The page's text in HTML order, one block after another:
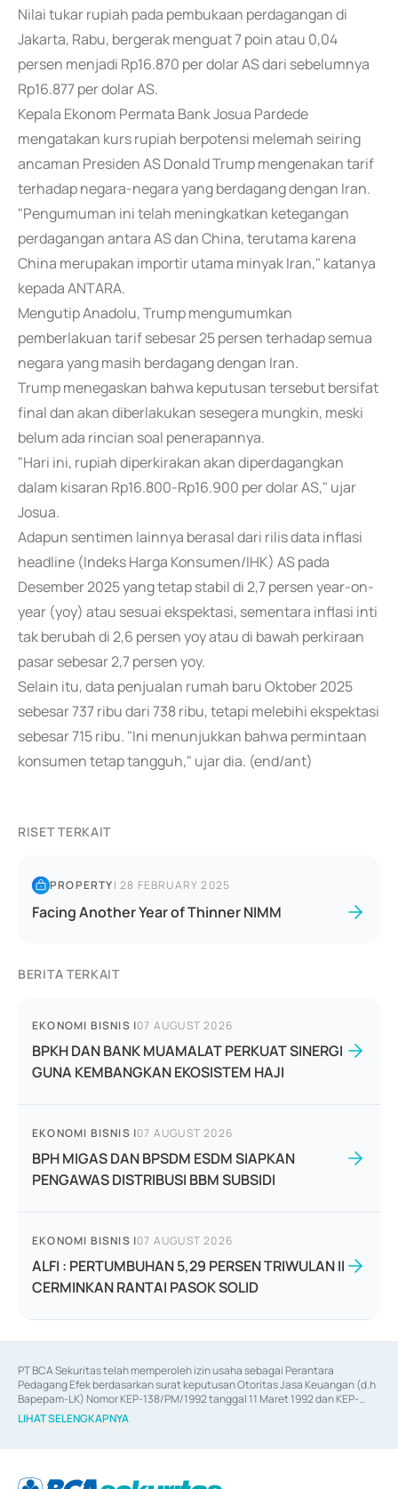
Nilai tukar rupiah pada pembukaan perdagangan di
Jakarta, Rabu, bergerak menguat 7 poin atau 0,04
persen menjadi Rp16.870 per dolar AS dari sebelumnya
Rp16.877 per dolar AS.
Kepala Ekonom Permata Bank Josua Pardede
mengatakan kurs rupiah berpotensi melemah seiring
ancaman Presiden AS Donald Trump mengenakan tarif
terhadap negara-negara yang berdagang dengan Iran.
"Pengumuman ini telah meningkatkan ketegangan
perdagangan antara AS dan China, terutama karena
China merupakan importir utama minyak Iran," katanya
kepada ANTARA.
Mengutip Anadolu, Trump mengumumkan
pemberlakuan tarif sebesar 25 persen terhadap semua
negara yang masih berdagang dengan Iran.
Trump menegaskan bahwa keputusan tersebut bersifat
final dan akan diberlakukan sesegera mungkin, meski
belum ada rincian soal penerapannya.
"Hari ini, rupiah diperkirakan akan diperdagangkan
dalam kisaran Rp16.800-Rp16.900 per dolar AS," ujar
Josua.
Adapun sentimen lainnya berasal dari rilis data inflasi
headline (Indeks Harga Konsumen/IHK) AS pada
Desember 2025 yang tetap stabil di 2,7 persen year-on-
year (yoy) atau sesuai ekspektasi, sementara inflasi inti
tak berubah di 2,6 persen yoy atau di bawah perkiraan
pasar sebesar 2,7 persen yoy.
Selain itu, data penjualan rumah baru Oktober 2025
sebesar 737 ribu dari 738 ribu, tetapi melebihi ekspektasi
sebesar 715 ribu. "Ini menunjukkan bahwa permintaan
konsumen tetap tangguh," ujar dia. (end/ant)
RISET TERKAIT
PROPERTY|28 FEBRUARY 2025
Facing Another Year of Thinner NIMM
BERITA TERKAIT
EKONOMI BISNIS |07 AUGUST 2026
BPKH DAN BANK MUAMALAT PERKUAT SINERGI
GUNA KEMBANGKAN EKOSISTEM HAJI
EKONOMI BISNIS |07 AUGUST 2026
BPH MIGAS DAN BPSDM ESDM SIAPKAN
PENGAWAS DISTRIBUSI BBM SUBSIDI
EKONOMI BISNIS |07 AUGUST 2026
ALFI : PERTUMBUHAN 5,29 PERSEN TRIWULAN II
CERMINKAN RANTAI PASOK SOLID
PT BCA Sekuritas telah memperoleh izin usaha sebagai Perantara
Pedagang Efek berdasarkan surat keputusan Otoritas Jasa Keuangan (d.h
Bapepam-LK) Nomor KEP-138/PM/1992 tanggal 11 Maret 1992 dan KEP-
06/D.04/2014 tanggal 28 Februari 2014, izin usaha sebagai Penjamin Emisi
Efek berdasarkan surat keputusan Otoritas Jasa Keuangan Nomor KEP-
berdasarkan surat keputusan Otoritas Jasa Keuangan Nomor S-
LIHAT SELENGKAPNYA